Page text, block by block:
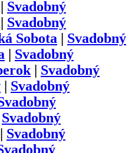
Svadobný
Svadobný
Sobota
Svadobný
Svadobný
| Svadobný
Svadobný
Svadobný
Svadobný